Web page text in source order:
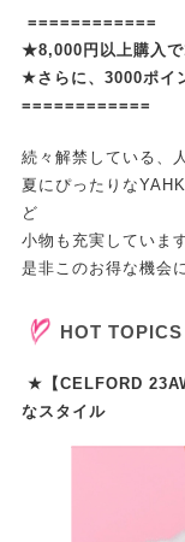
============
★8,000円以上購入
★さらに、3000ポイ
============
続々解禁している、
夏にぴったりな
ど
小物も充実していま
是非このお得な機会
HOT TOPICS
★【CELFORD
なスタイル